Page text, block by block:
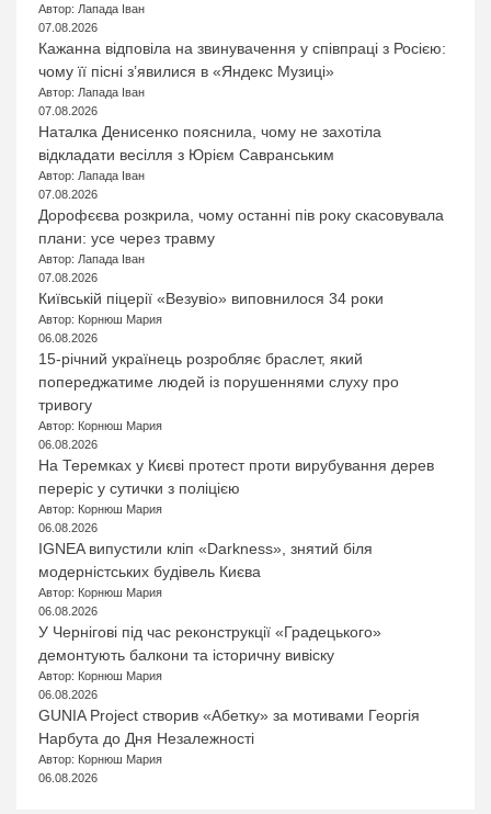
Автор: Лапада Іван
07.08.2026
Кажанна відповіла на звинувачення у співпраці з Росією:
чому її пісні з’явилися в «Яндекс Музиці»
Автор: Лапада Іван
07.08.2026
Наталка Денисенко пояснила, чому не захотіла
відкладати весілля з Юрієм Савранським
Автор: Лапада Іван
07.08.2026
Дорофєєва розкрила, чому останні пів року скасовувала
плани: усе через травму
Автор: Лапада Іван
07.08.2026
Київській піцерії «Везувіо» виповнилося 34 роки
Автор: Корнюш Мария
06.08.2026
15-річний українець розробляє браслет, який
попереджатиме людей із порушеннями слуху про
тривогу
Автор: Корнюш Мария
06.08.2026
На Теремках у Києві протест проти вирубування дерев
переріс у сутички з поліцією
Автор: Корнюш Мария
06.08.2026
IGNEA випустили кліп «Darkness», знятий біля
модерністських будівель Києва
Автор: Корнюш Мария
06.08.2026
У Чернігові під час реконструкції «Градецького»
демонтують балкони та історичну вивіску
Автор: Корнюш Мария
06.08.2026
GUNIA Project створив «Абетку» за мотивами Георгія
Нарбута до Дня Незалежності
Автор: Корнюш Мария
06.08.2026